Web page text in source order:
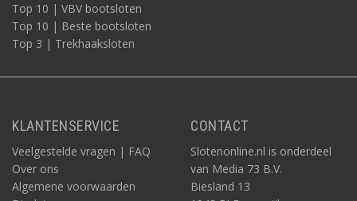
Top 10 | VBV bootsloten
Top 10 | Beste bootsloten
Top 3 | Trekhaaksloten
KLANTENSERVICE
Veelgestelde vragen | FAQ
Over ons
Algemene voorwaarden
CONTACT
Slotenonline.nl is onderdeel
van Media 73 B.V.
Biesland 13